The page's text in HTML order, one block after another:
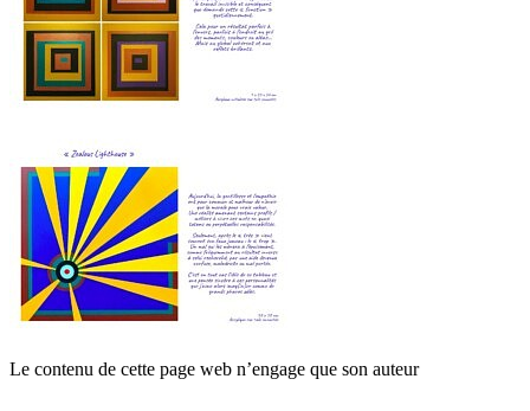
Le contenu de cette page web n’engage que son auteur